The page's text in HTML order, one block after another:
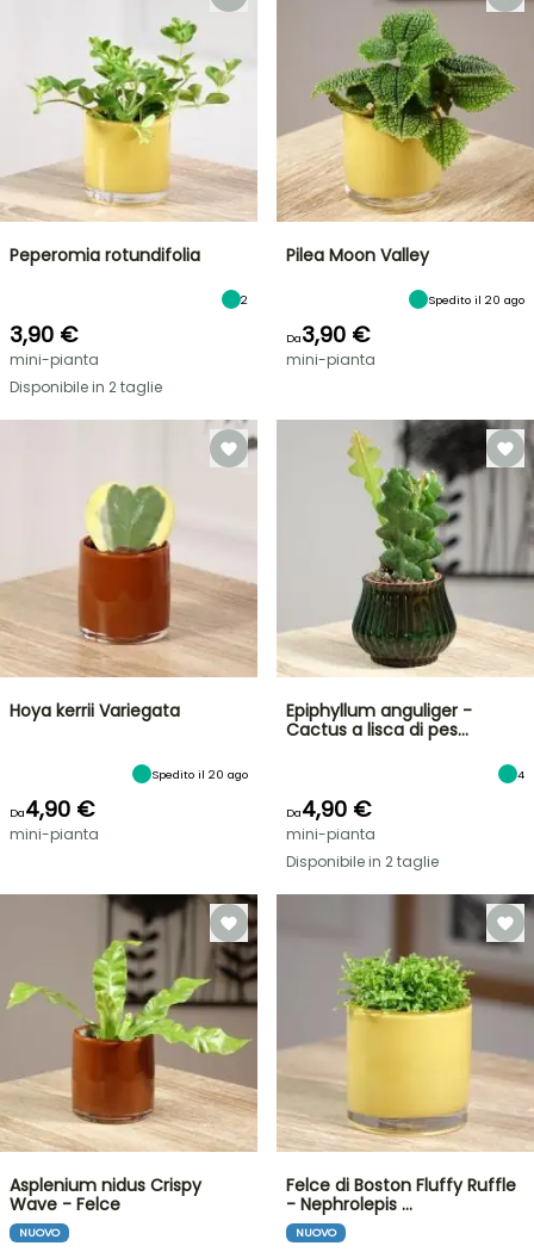
Peperomia rotundifolia
2
3,90 €
mini-pianta
Disponibile in 2 taglie
Pilea Moon Valley
Spedito il 20 ago
Da3,90 €
mini-pianta
Hoya kerrii Variegata
Spedito il 20 ago
Da4,90 €
mini-pianta
Epiphyllum anguliger -
Cactus a lisca di pes…
4
Da4,90 €
mini-pianta
Disponibile in 2 taglie
Asplenium nidus Crispy
Wave - Felce
NUOVO
Felce di Boston Fluffy Ruffle
- Nephrolepis …
NUOVO